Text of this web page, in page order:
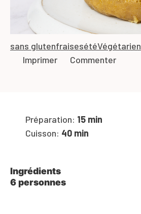
sans glutenfraisesétéVégétarien
Imprimer
Commenter
Préparation: 15 min
Cuisson: 40 min
Ingrédients
6 personnes